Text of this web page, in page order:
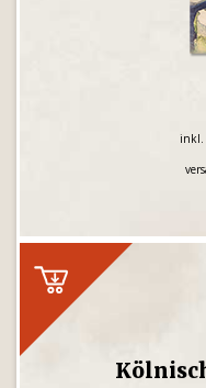
inkl.